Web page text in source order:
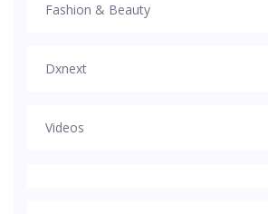
Fashion & Beauty
Dxnext
Videos